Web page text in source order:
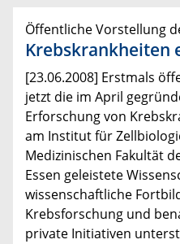
Öffentliche Vorstellung
Krebskrankheiten
[23.06.2008] Erstmals
jetzt die im April
Erforschung von
am Institut für
Medizinischen Fakultät
Essen geleistete
wissenschaftliche
Krebsforschung und
private Initiativen